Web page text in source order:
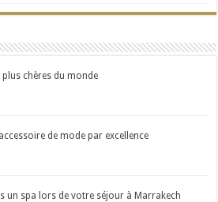
plus chères du monde
de mode par excellence
un spa lors de votre séjour à Marrakech